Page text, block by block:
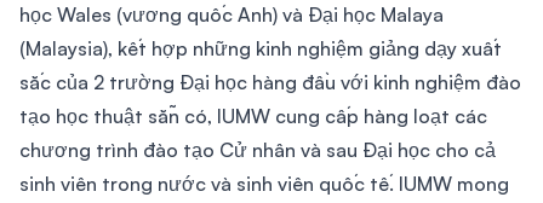
học Wales (vương quốc Anh) và Đại học Malaya
(Malaysia), kết hợp những kinh nghiệm giảng dạy xuất
sắc của 2 trường Đại học hàng đầu với kinh nghiệm đào
tạo học thuật sẵn có, IUMW cung cấp hàng loạt các
chương trình đào tạo Cử nhân và sau Đại học cho cả
sinh viên trong nước và sinh viên quốc tế. IUMW mong